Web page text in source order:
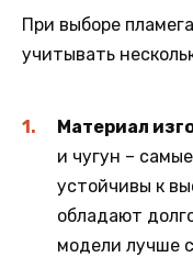
При выборе
учитывать
Материал
и чугун –
устойчивы к
обладают
модели лучше